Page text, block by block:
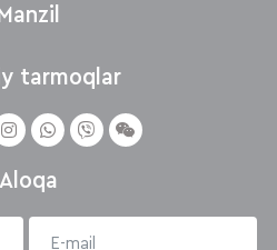
tarmoqlar
Aloqa